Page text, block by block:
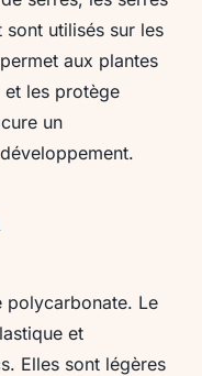
utilisés sur les
aux plantes
les protège
un
polycarbonate. Le
et
Elles sont légères